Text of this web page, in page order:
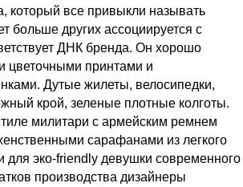
который все привыкли называть
больше других ассоциируется с
ДНК бренда. Он хорошо
цветочными принтами и
Дутые жилеты, велосипедки,
крой, зеленые плотные колготы.
милитари с армейским ремнем
сарафанами из легкого
для эко-friendly девушки современного
производства дизайнеры